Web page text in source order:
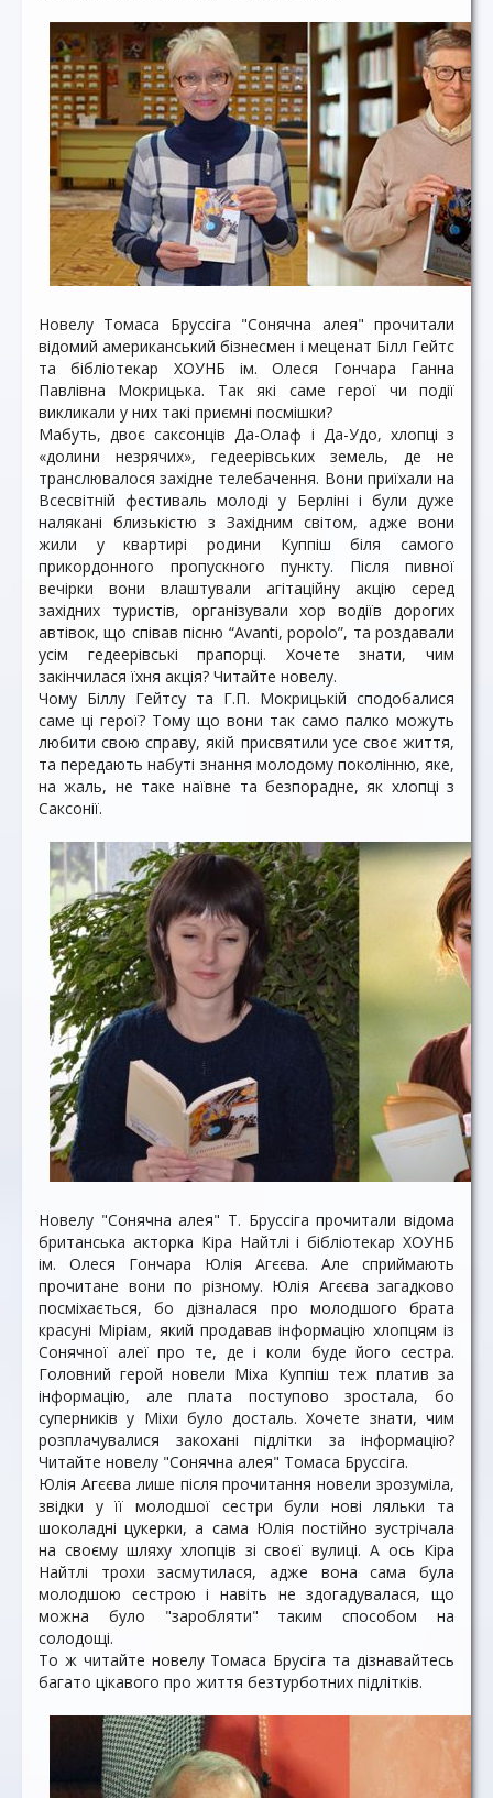
Новелу Томаса Бруссіга "Сонячна алея" прочитали
відомий американський бізнесмен і меценат Білл Гейтс
та бібліотекар ХОУНБ ім. Олеся Гончара Ганна
Павлівна Мокрицька. Так які саме герої чи події
викликали у них такі приємні посмішки?
Мабуть, двоє саксонців Да-Олаф і Да-Удо, хлопці з
«долини незрячих», гедеерівських земель, де не
транслювалося західне телебачення. Вони приїхали на
Всесвітній фестиваль молоді у Берліні і були дуже
налякані близькістю з Західним світом, адже вони
жили у квартирі родини Куппіш біля самого
прикордонного пропускного пункту. Після пивної
вечірки вони влаштували агітаційну акцію серед
західних туристів, організували хор водіїв дорогих
автівок, що співав пісню “Avanti, popolo”, та роздавали
усім гедеерівські прапорці. Хочете знати, чим
закінчилася їхня акція? Читайте новелу.
Чому Біллу Гейтсу та Г.П. Мокрицькій сподобалися
саме ці герої? Тому що вони так само палко можуть
любити свою справу, якій присвятили усе своє життя,
та передають набуті знання молодому поколінню, яке,
на жаль, не таке наївне та безпорадне, як хлопці з
Саксонії.
Новелу "Сонячна алея" Т. Бруссіга прочитали відома
британська акторка Кіра Найтлі і бібліотекар ХОУНБ
ім. Олеся Гончара Юлія Агєєва. Але сприймають
прочитане вони по різному. Юлія Агєєва загадково
посміхається, бо дізналася про молодшого брата
красуні Міріам, який продавав інформацію хлопцям із
Сонячної алеї про те, де і коли буде його сестра.
Головний герой новели Міха Куппіш теж платив за
інформацію, але плата поступово зростала, бо
суперників у Міхи було досталь. Хочете знати, чим
розплачувалися закохані підлітки за інформацію?
Читайте новелу "Сонячна алея" Томаса Бруссіга.
Юлія Агєєва лише після прочитання новели зрозуміла,
звідки у її молодшої сестри були нові ляльки та
шоколадні цукерки, а сама Юлія постійно зустрічала
на своєму шляху хлопців зі своєї вулиці. А ось Кіра
Найтлі трохи засмутилася, адже вона сама була
молодшою сестрою і навіть не здогадувалася, що
можна було "заробляти" таким способом на
солодощі.
То ж читайте новелу Томаса Брусіга та дізнавайтесь
багато цікавого про життя безтурботних підлітків.